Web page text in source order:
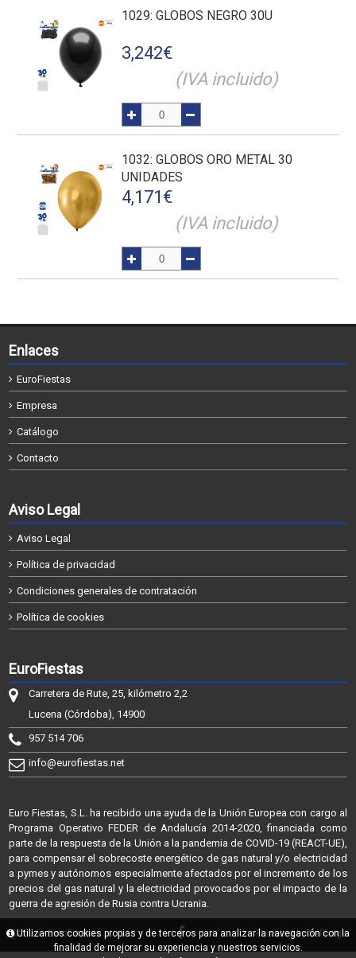
1029: GLOBOS NEGRO 30U
3,242€
(IVA incluido)
1032: GLOBOS ORO METAL 30
UNIDADES
4,171 €
(IVA incluido)
Enlaces
EuroFiestas
Empresa
Catálogo
Contacto
Aviso Legal
Aviso Legal
Política de privacidad
Condiciones generales de contratación
Política de cookies
EuroFiestas
Carretera de Rute, 25, kilómetro 2,2
Lucena (Córdoba), 14900
957 514 706
info@eurofiestas.net
Euro Fiestas, S.L. ha recibido una ayuda de la Unión Europea con cargo al
Programa Operativo FEDER de Andalucía 2014-2020, financiada como
parte de la respuesta de la Unión a la pandemia de COVID-19 (REACT-UE),
para compensar el sobrecoste energético de gas natural y/o electricidad
a pymes y autónomos especialmente afectados por el incremento de los
precios del gas natural y la electricidad provocados por el impacto de la
guerra de agresión de Rusia contra Ucrania.
@2026 - EuroFiestas Powered by Sellforge
Utilizamos cookies propias y de terceros para analizar la navegación con la
finalidad de mejorar su experiencia y nuestros servicios.